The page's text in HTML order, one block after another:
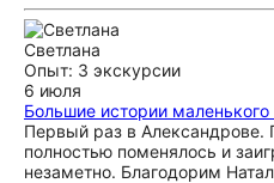
Светлана
Опыт: 3 экскурсии
6 июля
Большие истории
Первый раз в Александрове.
полностью поменялось и
незаметно. Благодорим